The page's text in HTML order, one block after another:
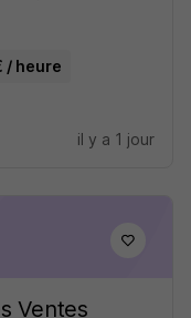
/ heure
il y a 1 jour
Ventes